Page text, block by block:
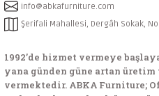
info@abkafurniture.com
Şerifali Mahallesi, Dergâh Sokak,
1992’de hizmet vermeye
yana günden güne artan
vermektedir. ABKA Furniture;